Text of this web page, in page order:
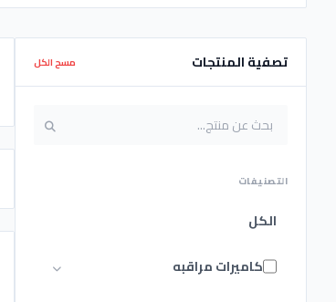
تصفية المنتجات مسح الكل
التصنيفات
الكل
كاميرات مراقبه